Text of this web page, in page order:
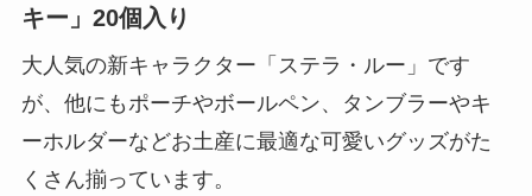
キー」20個入り
大人気の新キャラクター「ステラ・ルー」です
が、他にもポーチやボールペン、タンブラーやキ
ーホルダーなどお土産に最適な可愛いグッズがた
くさん揃っています。